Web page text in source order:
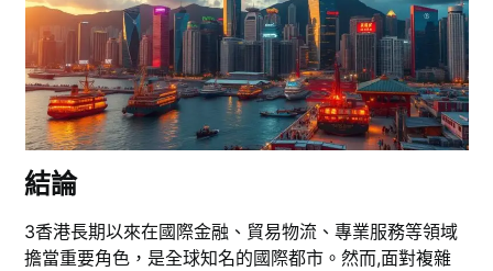
結論
3香港長期以來在國際金融、貿易物流、專業服務等領域
擔當重要角色，是全球知名的國際都市。然而,面對複雜